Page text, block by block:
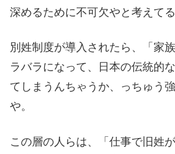
深めるために不可欠やと考えて
別姓制度が導入されたら、「家
ラバラになって、日本の伝統的
てしまうんちゃうか、っちゅう
や。
この層の人らは、「仕事で旧姓